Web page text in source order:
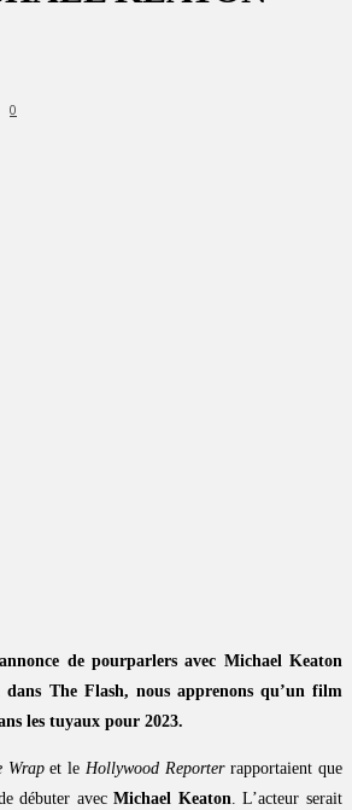
0
de pourparlers avec Michael Keaton
The Flash, nous apprenons qu’un film
les tuyaux pour 2023.
Wrapet leHollywood Reporterrapportaient que
débuter avecMichael Keaton. L’acteur serait